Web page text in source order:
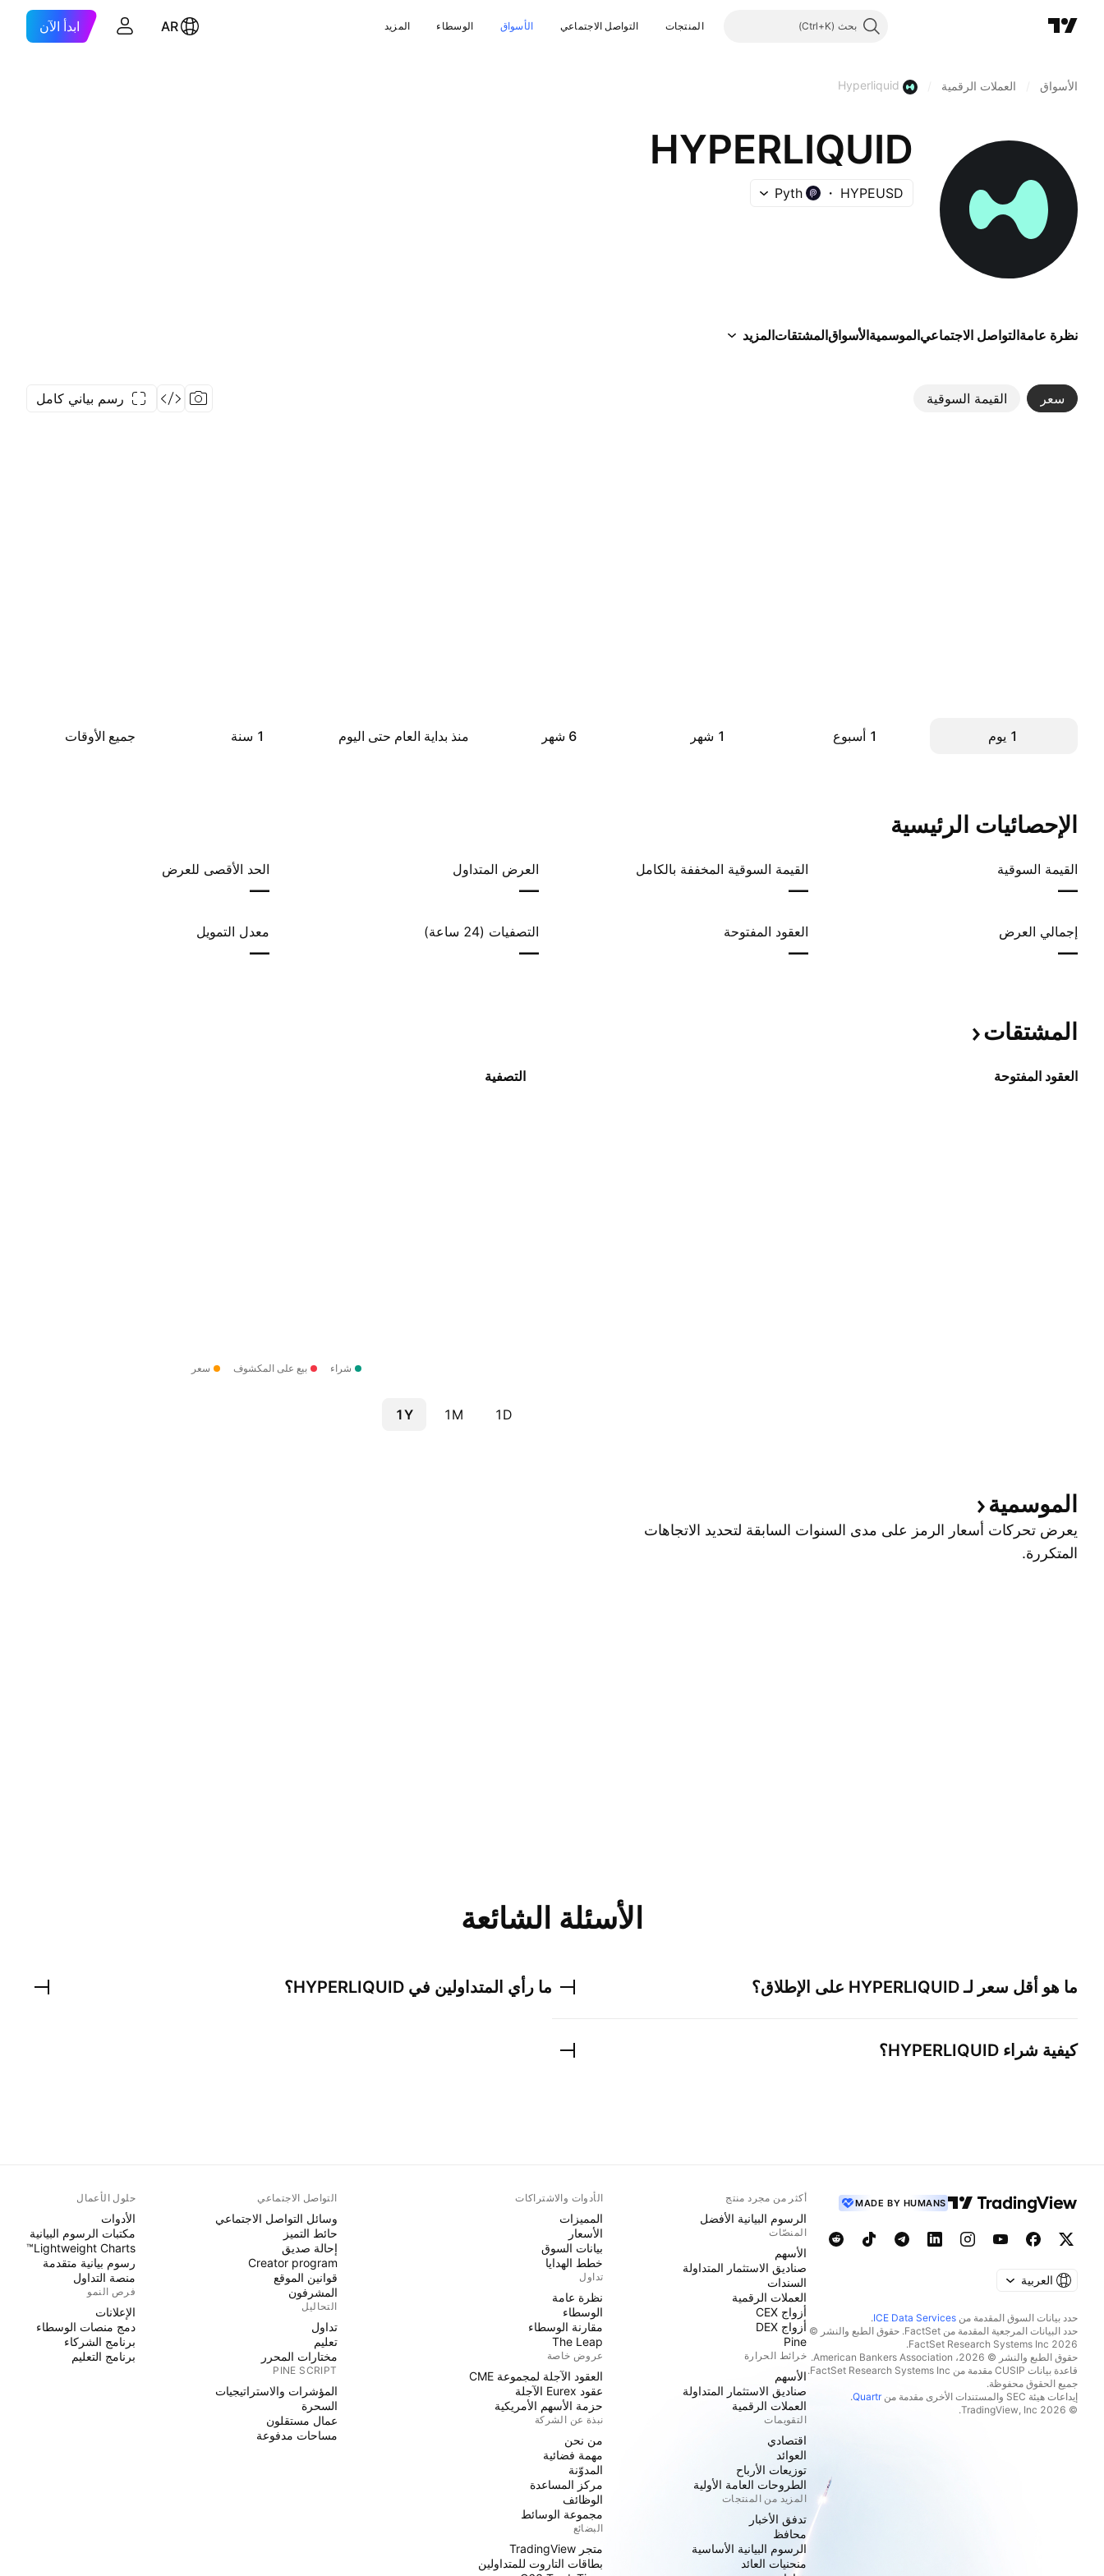
بحث المنتجات التواصل الاجتماعي الأسواق الوسطاء المزيد AR ابدأ الآن
الأسواق العملات الرقمية Hyperliquid
HYPERLIQUID
HYPEUSD
Pyth
نظرة عامةالتواصل الاجتماعيالموسميةالأسواقالمشتقاتالمزيد
سعر القيمة السوقية رسم بياني كامل
‎‎1‎ يوم ‎1‎ أسبوع ‎1‎ شهر ‎6‎ شهر منذ بداية العام حتى اليوم ‎1‎ سنة جميع الأوقات
الإحصائيات الرئيسية
القيمة السوقية
—
القيمة السوقية المخففة بالكامل
—
العرض المتداول
—
الحد الأقصى للعرض
—
إجمالي العرض
—
العقود المفتوحة
—
التصفيات (24 ساعة)
—
معدل التمويل
—
المشتقات
العقود المفتوحة التصفية
شراء بيع على المكشوف سعر
1D
1M
1Y
الموسمية
يعرض تحركات أسعار الرمز على مدى السنوات السابقة لتحديد الاتجاهات
المتكررة.
الأسئلة الشائعة
ما هو أقل سعر لـHYPERLIQUID على الإطلاق؟
كيفية شراء HYPERLIQUID؟
ما رأي المتداولين في HYPERLIQUID؟
MADE BY HUMANS
العربية
حدد بيانات السوق المقدمة من ICE Data Services
.
حدد البيانات المرجعية المقدمة من FactSet. حقوق الطبع والنشر ©
2026 FactSet Research Systems Inc.
حقوق الطبع والنشر © 2026، American Bankers Association.
قاعدة بيانات CUSIP مقدمة من FactSet Research Systems Inc.
جميع الحقوق محفوظة.
إيداعات هيئة SEC والمستندات الأخرى مقدمة من
Quartr
.
© 2026 TradingView, Inc.
أكثر من مجرد منتج
الرسوم البيانية الأفضل
المنصّات
الأسهم
صناديق الاستثمار المتداولة
السندات
العملات الرقمية
أزواج CEX
أزواج DEX
Pine
خرائط الحرارة
الأسهم
صناديق الاستثمار المتداولة
العملات الرقمية
التقويمات
اقتصادي
العوائد
توزيعات الأرباح
الطروحات العامة الأولية
المزيد من المنتجات
تدفق الأخبار
محافظ
الرسوم البيانية الأساسية
منحنيات العائد
الأدوات والاشتراكات
المميزات
الأسعار
بيانات السوق
خطط الهدايا
تداول
نظرة عامة
الوسطاء
مقارنة الوسطاء
The Leap
عروض خاصة
العقود الآجلة لمجموعة CME
عقود Eurex الآجلة
حزمة الأسهم الأمريكية
نبذة عن الشركة
من نحن
مهمة فضائية
المدوّنة
مركز المساعدة
الوظائف
مجموعة الوسائط
البضائع
متجر TradingView
بطاقات التاروت للمتداولين
التواصل الاجتماعي
وسائل التواصل الاجتماعي
حائط التميز
إحالة صديق
Creator program
قوانين الموقع
المشرفون
التحاليل
تداول
تعليم
مختارات المحرر
PINE SCRIPT
المؤشرات والاستراتيجيات
السحرة
عمال مستقلون
مساحات مدفوعة
حلول الأعمال
الأدوات
مكتبات الرسوم البيانية
Lightweight Charts™
رسوم بيانية متقدمة
منصة التداول
فرص النمو
الإعلانات
دمج منصات الوسطاء
برنامج الشركاء
برنامج التعليم